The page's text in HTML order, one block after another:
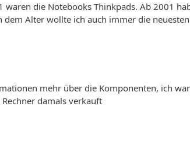
die Notebooks Thinkpads. Ab 2001
Alter wollte ich auch immer die
mehr über die Komponenten, ich
damals verkauft